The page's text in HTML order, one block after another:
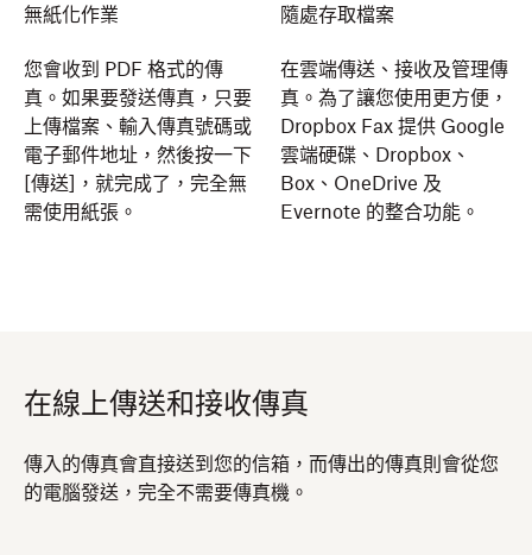
無紙化作業
您會收到 PDF 格式的傳
真。如果要發送傳真，只要
上傳檔案、輸入傳真號碼或
電子郵件地址，然後按一下
[傳送]，就完成了，完全無
需使用紙張。
隨處存取檔案
在雲端傳送、接收及管理傳
真。為了讓您使用更方便，
Dropbox Fax 提供 Google
雲端硬碟、Dropbox、
Box、OneDrive 及
Evernote 的整合功能。
在線上傳送和接收傳真
傳入的傳真會直接送到您的信箱，而傳出的傳真則會從您
的電腦發送，完全不需要傳真機。